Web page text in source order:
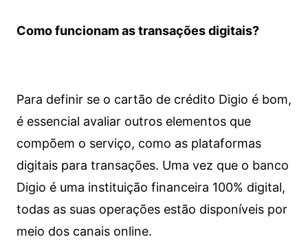
Como funcionam as transações digitais?
Para definir se o cartão de crédito Digio é bom,
é essencial avaliar outros elementos que
compõem o serviço, como as plataformas
digitais para transações. Uma vez que o banco
Digio é uma instituição financeira 100% digital,
todas as suas operações estão disponíveis por
meio dos canais online.